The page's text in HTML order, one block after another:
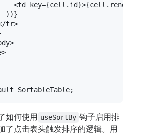
<td key={cell.id}>
))}
tr>
>
SortableTable
如何使用 useSortBy 钩子启用排
了点击表头触发排序的逻辑。用